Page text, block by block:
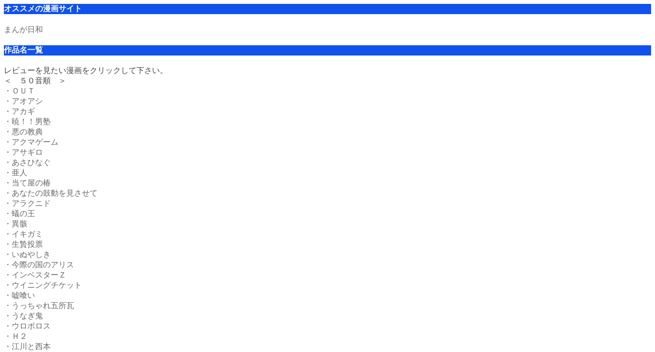
オススメの漫画サイト
まんが日和
作品名一覧
レビューを見たい漫画をクリックして下さい。
＜ ５０音順 ＞
・ＯＵＴ
・アオアシ
・アカギ
・暁！！男塾
・悪の教典
・アクマゲーム
・アサギロ
・あさひなぐ
・亜人
・当て屋の椿
・あなたの鼓動を見させて
・アラクニド
・蟻の王
・異骸
・イキガミ
・生贄投票
・いぬやしき
・今際の国のアリス
・インベスターＺ
・ウイニングチケット
・嘘喰い
・うっちゃれ五所瓦
・うなぎ鬼
・ウロボロス
・Ｈ２
・江川と西本